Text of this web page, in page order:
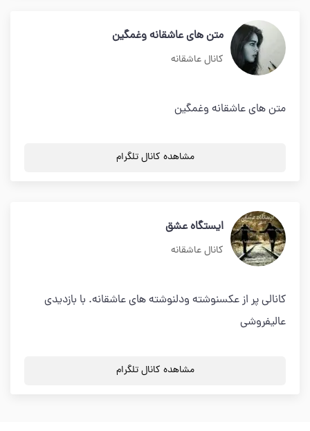
متن های عاشقانه وغمگین
کانال عاشقانه
متن های عاشقانه وغمگین
مشاهده کانال تلگرام
ایستگاه عشق
کانال عاشقانه
کانالی پر از عکسنوشته ودلنوشته های عاشقانه. با بازدیدی
عالیفروشی
مشاهده کانال تلگرام